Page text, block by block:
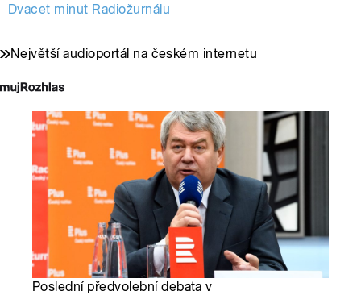
Dvacet minut Radiožurnálu
Největší audioportál na českém internetu
Poslední předvolební debata v